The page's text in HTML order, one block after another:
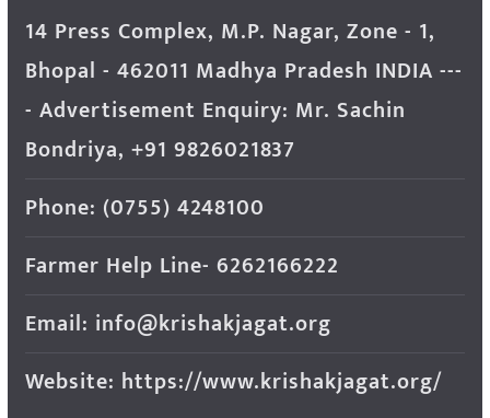
14 Press Complex, M.P. Nagar, Zone - 1,
Bhopal - 462011 Madhya Pradesh INDIA ---
- Advertisement Enquiry: Mr. Sachin
Bondriya, +91 9826021837
Phone: (0755) 4248100
Farmer Help Line- 6262166222
Email: info@krishakjagat.org
Website: https://www.krishakjagat.org/